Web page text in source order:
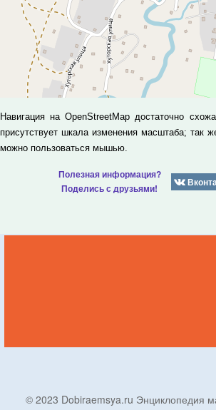
Навигация на OpenStreetMap достаточно
присутствует шкала изменения масштаба; так
можно пользоваться мышью.
Полезная информация?
Поделись с друзьями!
© 2023 Dobiraemsya.ru